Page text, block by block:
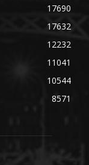
17690
17632
12232
11041
10544
8571